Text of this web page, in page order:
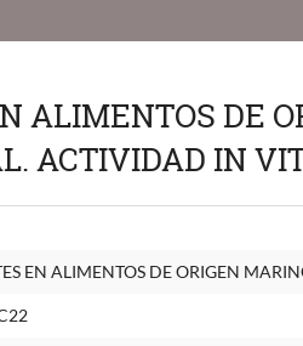
ALIMENTOS DE
ACTIVIDAD IN
EN ALIMENTOS DE ORIGEN